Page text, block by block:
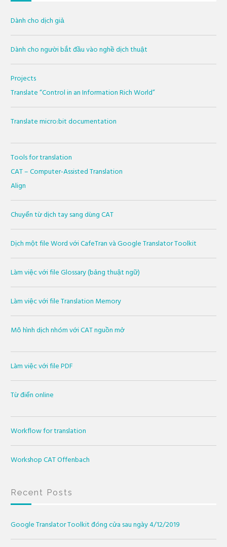
Dành cho dịch giả
Dành cho người bắt đầu vào nghề dịch thuật
Projects
Translate “Control in an Information Rich World”
Translate micro:bit documentation
Tools for translation
CAT – Computer-Assisted Translation
Align
Chuyển từ dịch tay sang dùng CAT
Dịch một file Word với CafeTran và Google Translator Toolkit
Làm việc với file Glossary (bảng thuật ngữ)
Làm việc với file Translation Memory
Mô hình dịch nhóm với CAT nguồn mở
Làm việc với file PDF
Từ điển online
Workflow for translation
Workshop CAT Offenbach
Recent Posts
Google Translator Toolkit đóng cửa sau ngày 4/12/2019